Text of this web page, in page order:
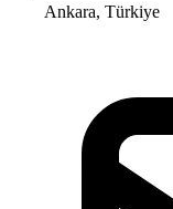
Ankara, Türkiye